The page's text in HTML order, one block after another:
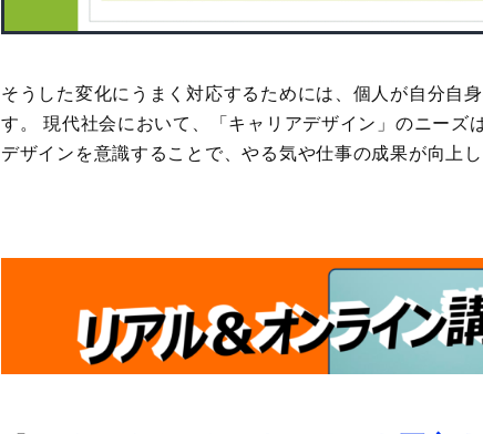
そうした変化にうまく対応するためには、個人が自分自
す。 現代社会において、「キャリアデザイン」のニーズ
デザインを意識することで、やる気や仕事の成果が向上